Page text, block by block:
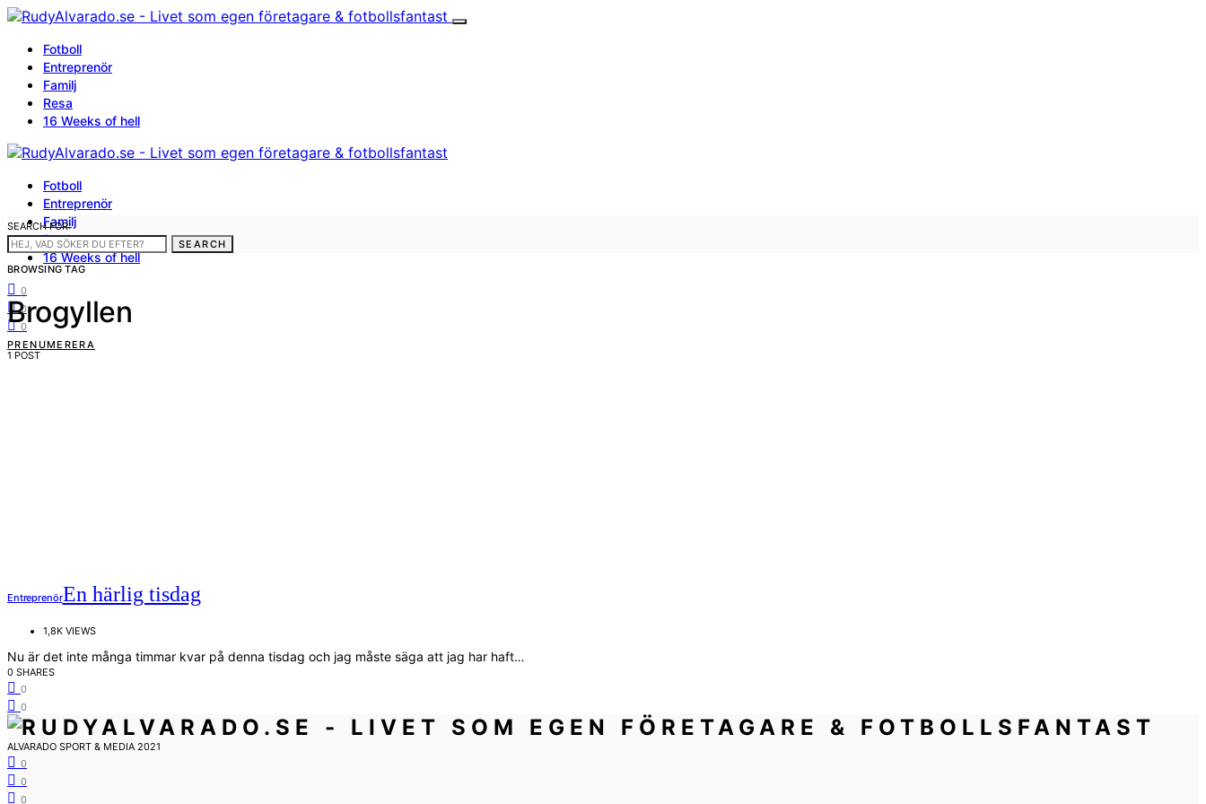
Fotboll
Entreprenör
Familj
Resa
16 Weeks of hell
Fotboll
Entreprenör
Familj
Resa
16 Weeks of hell
0
0
0
PRENUMERERA
SEARCH FOR:
SEARCH
BROWSING TAG
Brogyllen
1 POST
EntreprenörEn härlig tisdag
1,8K VIEWS
Nu är det inte många timmar kvar på denna tisdag och jag måste säga att jag har haft…
0 SHARES
0
0
ALVARADO SPORT & MEDIA 2021
0
0
0